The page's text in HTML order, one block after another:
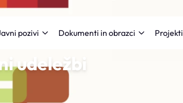
udeležbi
pozivi Dokumenti in obrazci Projekti